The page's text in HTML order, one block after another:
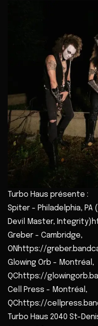
Turbo Haus présente :
Spiter - Philadelphia,
Devil Master,
Greber - Cambridge,
ONhttps://
Glowing Orb - Montréal,
QChttps://
Cell Press - Montréal,
QChttps://
Turbo Haus 2040 St-